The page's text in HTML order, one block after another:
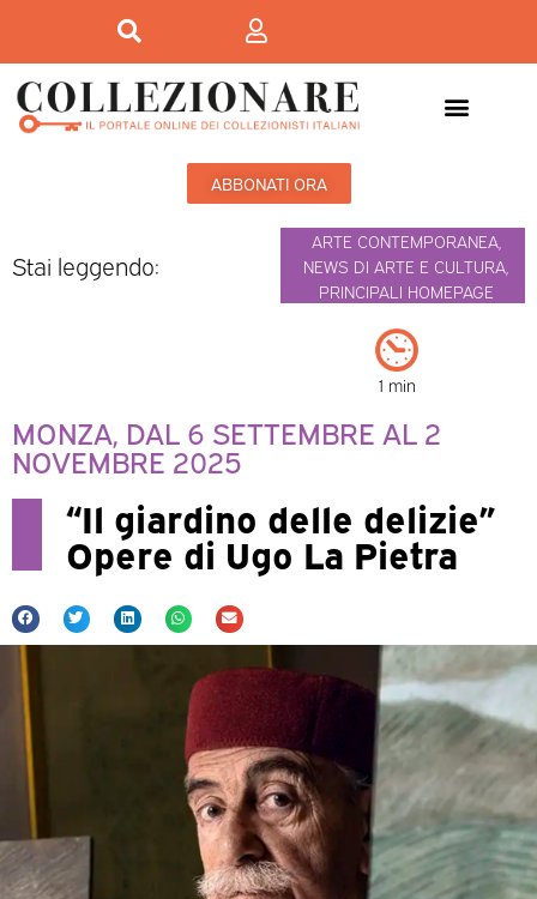
ABBONATI ORA
Stai leggendo:
ARTE CONTEMPORANEA,
NEWS DI ARTE E CULTURA
PRINCIPALI HOMEPAGE
1 min
MONZA, DAL 6 SETTEMBRE AL 2
NOVEMBRE 2025
“Il giardino delle delizie”
Opere di Ugo La Pietra